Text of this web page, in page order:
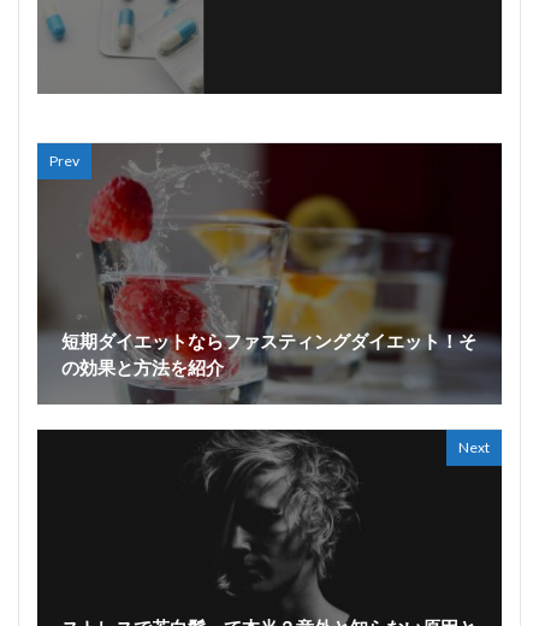
Prev
短期ダイエットならファスティングダイエット！そ
の効果と方法を紹介
Next